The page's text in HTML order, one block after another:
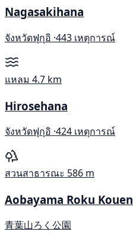
Nagasakihana
จังหวัดฟุกุอิ ·443 เหตุการณ์
แหลม 4.7 km
Hirosehana
จังหวัดฟุกุอิ ·424 เหตุการณ์
สวนสาธารณะ 586 m
Aobayama Roku Kouen
青葉山ろく公園